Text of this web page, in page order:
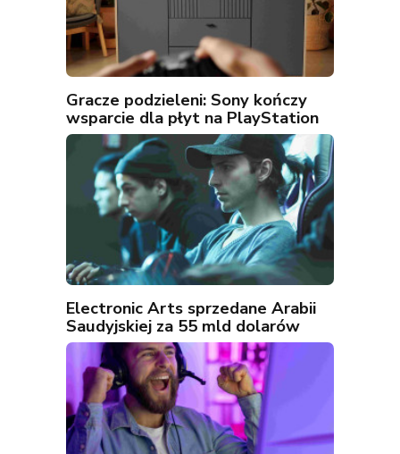
Gracze podzieleni: Sony kończy
wsparcie dla płyt na PlayStation
Electronic Arts sprzedane Arabii
Saudyjskiej za 55 mld dolarów